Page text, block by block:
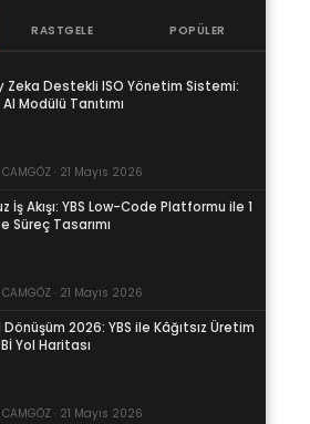
RASTGELE POPÜLER
Zeka Destekli ISO Yönetim Sistemi:
AI Modülü Tanıtımı
· 21 Mayıs 2026
İş Akışı: YBS Low-Code Platformu ile 1
Süreç Tasarımı
· 21 Mayıs 2026
2026: YBS ile Kâğıtsız Üretim
Yol Haritası
· 21 Mayıs 2026